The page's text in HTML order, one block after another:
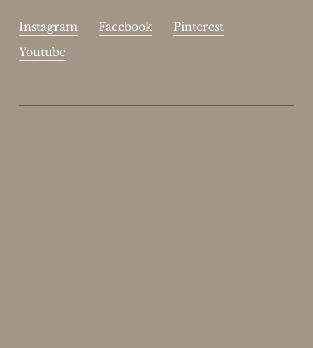
Instagram Facebook
Pinterest
Youtube